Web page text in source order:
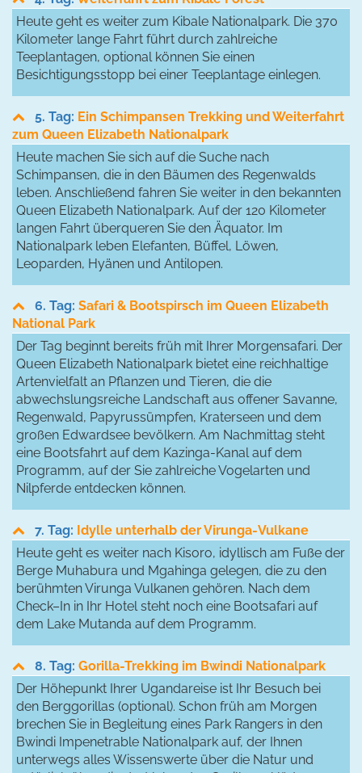
Heute geht es weiter zum Kibale Nationalpark. Die 370
Kilometer lange Fahrt führt durch zahlreiche
Teeplantagen, optional können Sie einen
Besichtigungsstopp bei einer Teeplantage einlegen.
5. Tag: Ein Schimpansen Trekking und Weiterfahrt
zum Queen Elizabeth Nationalpark
Heute machen Sie sich auf die Suche nach
Schimpansen, die in den Bäumen des Regenwalds
leben. Anschließend fahren Sie weiter in den bekannten
Queen Elizabeth Nationalpark. Auf der 120 Kilometer
langen Fahrt überqueren Sie den Äquator. Im
Nationalpark leben Elefanten, Büffel, Löwen,
Leoparden, Hyänen und Antilopen.
6. Tag: Safari & Bootspirsch im Queen Elizabeth
National Park
Der Tag beginnt bereits früh mit Ihrer Morgensafari. Der
Queen Elizabeth Nationalpark bietet eine reichhaltige
Artenvielfalt an Pflanzen und Tieren, die die
abwechslungsreiche Landschaft aus offener Savanne,
Regenwald, Papyrussümpfen, Kraterseen und dem
großen Edwardsee bevölkern. Am Nachmittag steht
eine Bootsfahrt auf dem Kazinga-Kanal auf dem
Programm, auf der Sie zahlreiche Vogelarten und
Nilpferde entdecken können.
7. Tag: Idylle unterhalb der Virunga-Vulkane
Heute geht es weiter nach Kisoro, idyllisch am Fuße der
Berge Muhabura und Mgahinga gelegen, die zu den
berühmten Virunga Vulkanen gehören. Nach dem
Check–In in Ihr Hotel steht noch eine Bootsafari auf
dem Lake Mutanda auf dem Programm.
8. Tag: Gorilla-Trekking im Bwindi Nationalpark
Der Höhepunkt Ihrer Ugandareise ist Ihr Besuch bei
den Berggorillas (optional). Schon früh am Morgen
brechen Sie in Begleitung eines Park Rangers in den
Bwindi Impenetrable Nationalpark auf, der Ihnen
unterwegs alles Wissenswerte über die Natur und